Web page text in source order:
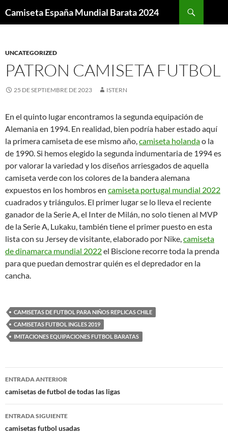
Camiseta España Mundial Barata 2024
UNCATEGORIZED
PATRON CAMISETA FUTBOL
25 DE SEPTIEMBRE DE 2023 ISTERN
En el quinto lugar encontramos la segunda equipación de
Alemania en 1994. En realidad, bien podría haber estado aquí
la primera camiseta de ese mismo año,camiseta holandao la
de 1990. Si hemos elegido la segunda indumentaria de 1994 es
por valorar la variedad y los diseños arriesgados de aquella
camiseta verde con los colores de la bandera alemana
expuestos en los hombros en camiseta portugal mundial 2022
cuadrados y triángulos. El primer lugar se lo lleva el reciente
ganador de la Serie A, el Inter de Milán, no solo tienen al MVP
de la Serie A, Lukaku, también tiene el primer puesto en esta
lista con su Jersey de visitante, elaborado por Nike,camiseta
de dinamarca mundial 2022el Biscione recorre toda la prenda
para que puedan demostrar quién es el depredador en la
cancha.
CAMISETAS DE FUTBOL PARA NIÑOS REPLICAS CHILE
CAMISETAS FUTBOL INGLES 2019
IMITACIONES EQUIPACIONES FUTBOL BARATAS
Navegación
de
entradas
ENTRADA ANTERIOR
camisetas de futbol de todas las ligas
ENTRADA SIGUIENTE
camisetas futbol usadas